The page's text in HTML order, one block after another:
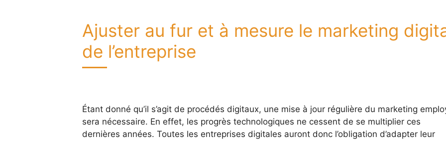
Ajuster au fur et à mesure le marketing
de l’entreprise
Étant donné qu’il s’agit de procédés digitaux, une mise à jour régulière du marketing
sera nécessaire. En effet, les progrès technologiques ne cessent de se multiplier ces
dernières années. Toutes les entreprises digitales auront donc l’obligation d’adapter leur